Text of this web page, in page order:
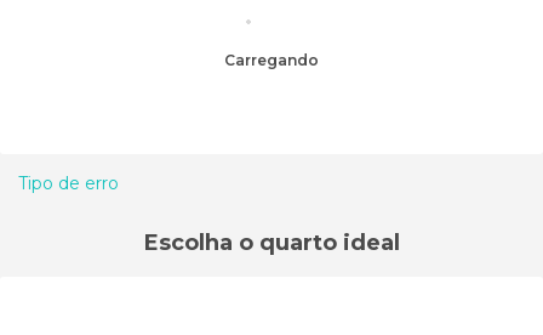
Carregando
Tipo de erro
Escolha o quarto ideal